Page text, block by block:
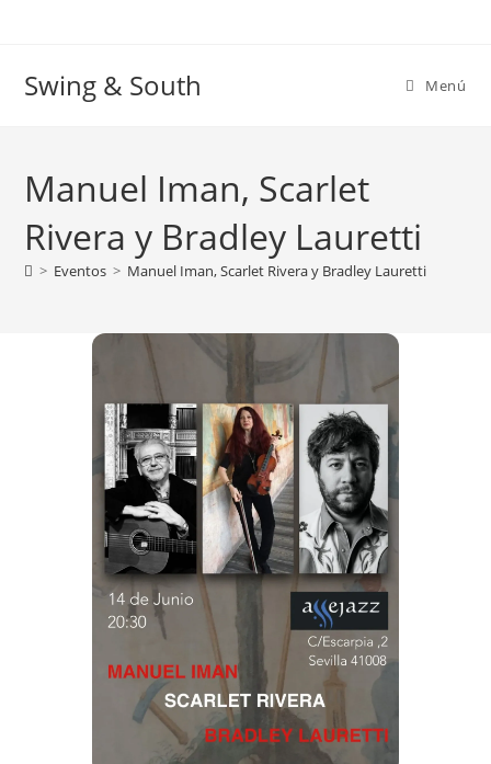
Swing & South Menú
Manuel Iman, Scarlet
Rivera y Bradley Lauretti
> Eventos > Manuel Iman, Scarlet Rivera y Bradley Lauretti